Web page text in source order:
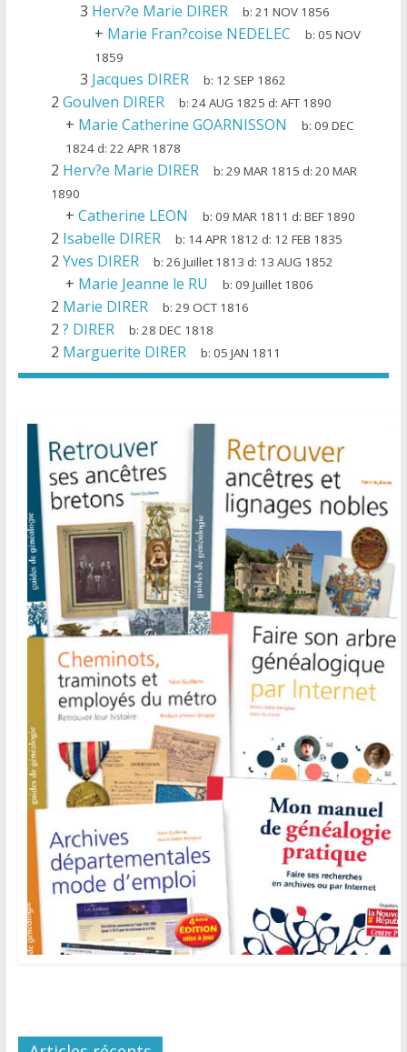
3 Herv?e Marie DIRER b:21 NOV 1856
+ Marie Fran?coise NEDELEC b:05 NOV
1859
3 Jacques DIRER b: 12 SEP 1862
2 Goulven DIRER b:24 AUG 1825 d:AFT 1890
+ Marie Catherine GOARNISSON b:09 DEC
1824d: 22 APR 1878
2 Herv?e Marie DIRER b:29 MAR 1815 d:20 MAR
1890
+ Catherine LEON b:09 MAR 1811 d:BEF 1890
2 Isabelle DIRER b: 14 APR 1812 d: 12 FEB 1835
2 Yves DIRER b:26 Juillet 1813 d: 13 AUG 1852
+ Marie Jeanne le RU b:09 Juillet 1806
2 Marie DIRER b:29 OCT 1816
2 ? DIRER b:28 DEC 1818
2 Marguerite DIRER b:05 JAN 1811